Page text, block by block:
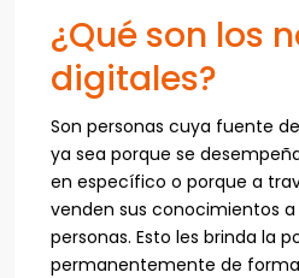
¿Qué son los
digitales?
Son personas cuya fuente
ya sea porque se
en específico o porque a
venden sus conocimientos
personas. Esto les brinda la
permanentemente de